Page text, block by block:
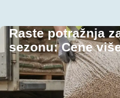
Raste potražnja
sezonu: Cene